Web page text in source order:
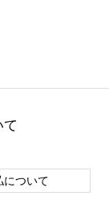
について